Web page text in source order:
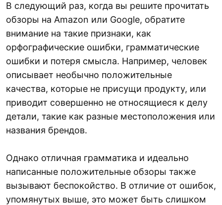
В следующий раз, когда вы решите прочитать
обзоры на Amazon или Google, обратите
внимание на такие признаки, как
орфографические ошибки, грамматические
ошибки и потеря смысла. Например, человек
описывает необычно положительные
качества, которые не присущи продукту, или
приводит совершенно не относящиеся к делу
детали, такие как разные местоположения или
названия брендов.
Однако отличная грамматика и идеально
написанные положительные обзоры также
вызывают беспокойство. В отличие от ошибок,
упомянутых выше, это может быть слишком